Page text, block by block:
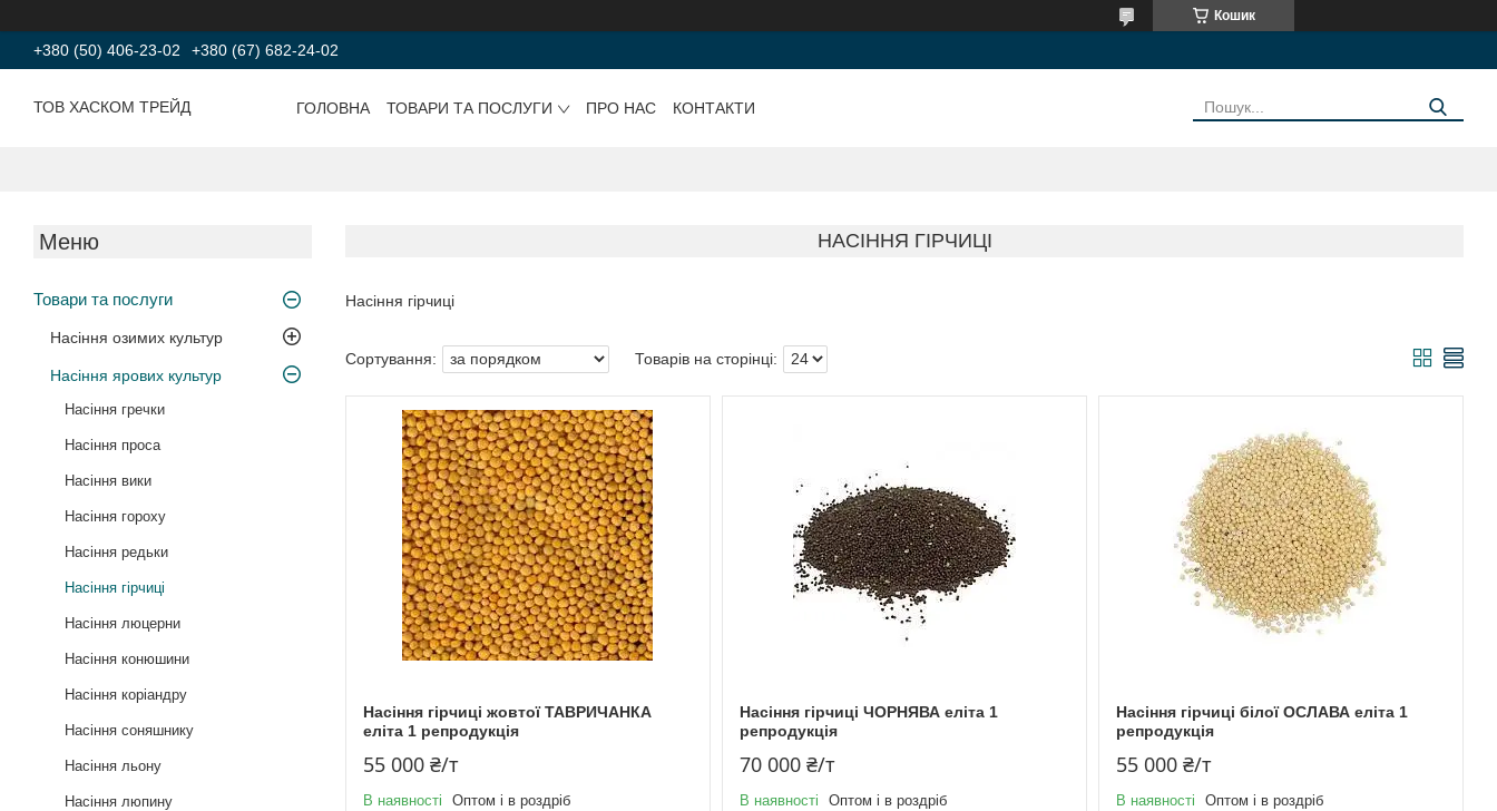
Кошик
+380 (50) 406-23-02 +380 (67) 682-24-02
ТОВ ХАСКОМ ТРЕЙД ГОЛОВНА ТОВАРИ ТА ПОСЛУГИ ПРО НАС КОНТАКТИ
Товари та послуги
Насіння озимих культур
Насіння ярових культур
Насіння гречки
Насіння проса
Насіння вики
Насіння гороху
Насіння редьки
Насіння гірчиці
Насіння люцерни
Насіння конюшини
Насіння коріандру
Насіння соняшнику
Насіння льону
Насіння люпину
НАСІННЯ ГІРЧИЦІ
Насіння гірчиці
Насіння гірчиці жовтої ТАВРИЧАНКА
еліта 1 репродукція
55 000 ₴/т
В наявності Оптом і в роздріб
Насіння гірчиці ЧОРНЯВА еліта 1
репродукція
70 000 ₴/т
В наявності Оптом і в роздріб
Насіння гірчиці білої ОСЛАВА еліта 1
репродукція
55 000 ₴/т
В наявності Оптом і в роздріб